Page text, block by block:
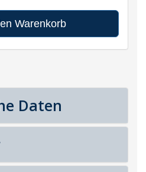
Warenkorb
Daten